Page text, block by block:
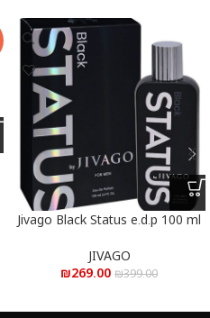
Jivago Black Status e.d.p 100 ml
מ”ל
JIVAGO
₪399.00
₪269.00